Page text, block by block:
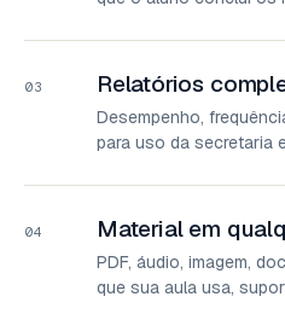
03 Relatórios
Desempenho,
para uso da secretaria
04 Material em
PDF, áudio, imagem,
que sua aula usa,